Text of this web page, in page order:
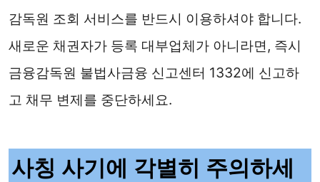
감독원 조회 서비스를 반드시 이용하셔야 합니다.
새로운 채권자가 등록 대부업체가 아니라면, 즉시
금융감독원 불법사금융 신고센터 1332에 신고하
고 채무 변제를 중단하세요.
사칭 사기에 각별히 주의하세